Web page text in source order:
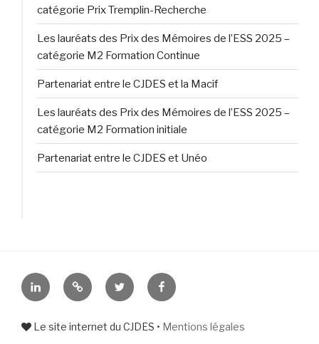
catégorie Prix Tremplin-Recherche
Les lauréats des Prix des Mémoires de l’ESS 2025 –
catégorie M2 Formation Continue
Partenariat entre le CJDES et la Macif
Les lauréats des Prix des Mémoires de l’ESS 2025 –
catégorie M2 Formation initiale
Partenariat entre le CJDES et Unéo
LinkedinBluesky Twitter Facebook
Le site internet du CJDES • Mentions légales